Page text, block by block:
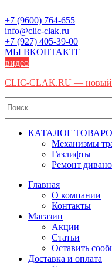
to
content
+7 (9600) 764-655
info@clic-clak.ru
+7 (927) 405-39-00
МЫ ВКОНТАКТЕ
видео
CLIC-CLAK.RU — новый
КАТАЛОГ
Механизмы
Газлифты
Ремонт
Главная
О компании
Контакты
Магазин
Акции
Статьи
Оставить
Доставка и оплата